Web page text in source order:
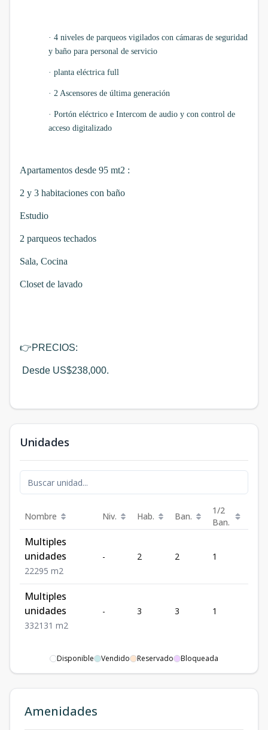
· 4 niveles de parqueos vigilados con cámaras de seguridad
y baño para personal de servicio
· planta eléctrica full
· 2 Ascensores de última generación
· Portón eléctrico e Intercom de audio y con control de
acceso digitalizado
Apartamentos desde 95 mt2 :
2 y 3 habitaciones con baño
Estudio
2 parqueos techados
Sala, Cocina
Closet de lavado
👉PRECIOS:
Desde US$238,000.
Unidades
Nombre Niv. Hab. Ban.
1/2
Ban.
Multiples
unidades
22295 m2
- 2 2 1
Multiples
unidades
332131 m2
- 3 3 1
Disponible Vendido Reservado Bloqueada
Amenidades